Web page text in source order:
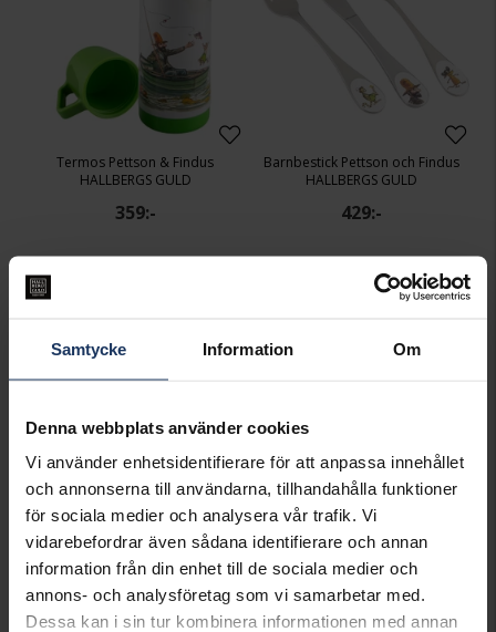
Samtycke Information Om
Denna webbplats använder cookies
Vi använder enhetsidentifierare för att anpassa innehållet
och annonserna till användarna, tillhandahålla funktioner
för sociala medier och analysera vår trafik. Vi
vidarebefordrar även sådana identifierare och annan
information från din enhet till de sociala medier och
annons- och analysföretag som vi samarbetar med.
Dessa kan i sin tur kombinera informationen med annan
Termos Pettson & Findus
HALLBERGS GULD
359:-
Barnbestick Pettson och Findus
HALLBERGS GULD
429:-
Best seller!
Barnbestick Mumin
HALLBERGS GULD
475:-
Halsband i äkta silver
KIDZ
345:-